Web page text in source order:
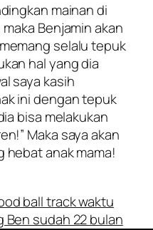
mainan di
Benjamin akan
selalu tepuk
hal yang dia
saya kasih
ini dengan tepuk
bisa melakukan
Maka saya akan
anak mama!
ball track waktu
Ben sudah 22 bulan